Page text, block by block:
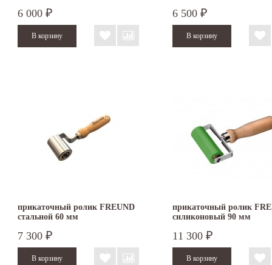
6 000 ₽ 6 500 ₽
прикаточный ролик FREUND
стальной 60 мм
7 300 ₽
прикаточный ролик
силиконовый 90 мм
11 300 ₽